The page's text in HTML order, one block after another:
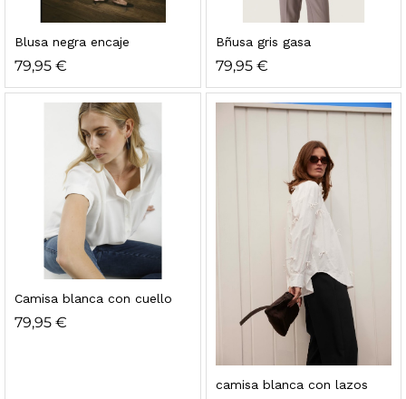
Blusa negra encaje
79,95 €
Bñusa gris gasa
79,95 €
Camisa blanca con cuello
79,95 €
camisa blanca con lazos